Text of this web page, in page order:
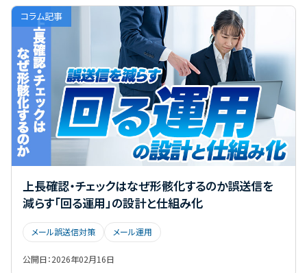
コラム記事
上長確認・チェックはなぜ形骸化するのか誤送信を
減らす「回る運用」の設計と仕組み化
メール誤送信対策 メール運用
公開日：2026年02月16日